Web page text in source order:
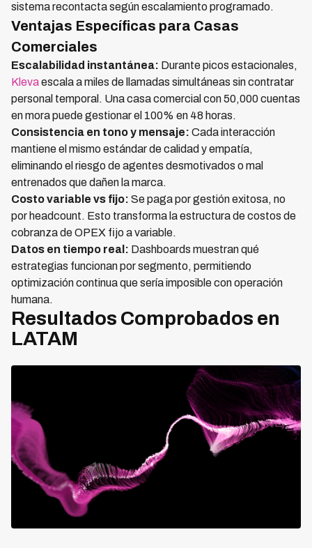
sistema recontacta según escalamiento programado.
Ventajas Específicas para Casas
Comerciales
Escalabilidad instantánea: Durante picos estacionales,
Klevaescala a miles de llamadas simultáneas sin contratar
personal temporal. Una casa comercial con 50,000 cuentas
en mora puede gestionar el 100% en 48 horas.
Consistencia en tono y mensaje: Cada interacción
mantiene el mismo estándar de calidad y empatía,
eliminando el riesgo de agentes desmotivados o mal
entrenados que dañen la marca.
Costo variable vs fijo: Se paga por gestión exitosa, no
por headcount. Esto transforma la estructura de costos de
cobranza de OPEX fijo a variable.
Datos en tiempo real: Dashboards muestran qué
estrategias funcionan por segmento, permitiendo
optimización continua que sería imposible con operación
humana.
Resultados Comprobados en
LATAM